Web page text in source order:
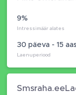
9%
Intressimäär alates
30 päeva - 15
Laenuperiood